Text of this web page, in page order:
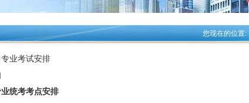
您现在的位置:
业考试安排
统考考点安排